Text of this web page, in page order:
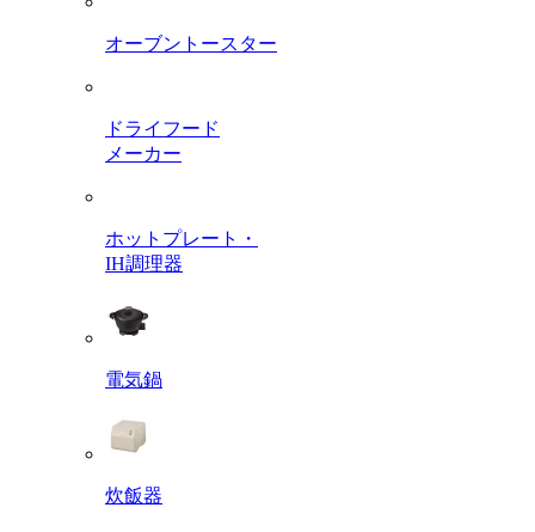
オーブントースター
ドライフード
メーカー
ホットプレート・
IH調理器
電気鍋
炊飯器